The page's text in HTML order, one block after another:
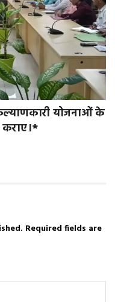
योजनाओं के
कराए।*
Required fields are